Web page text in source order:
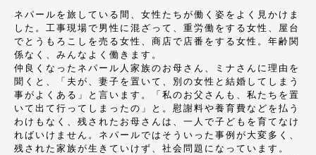
ネパールを旅している間、女性たちが働く姿をよく見かけま
した。工事現場で男性に混ざって、重労働をする女性、屋台
でとうもろこしを売る女性、商店で店番をする女性。年齢関
係なく、みんなよく働きます。
仲良くなったネパール人家族のお母さん、ミナさんに理由を
聞くと、「夫が、妻子を置いて、別の女性と結婚してしまう
事がよくある」と言います。「私のお父さんも、私たちを置
いて出て行ってしまったの」と。慰謝料や養育費などを払う
わけもなく、残されたお母さんは、一人で子どもを育てなけ
ればいけません。ネパールではそういった事例が大変多く、
残された家族が生きていけず、社会問題になっています。